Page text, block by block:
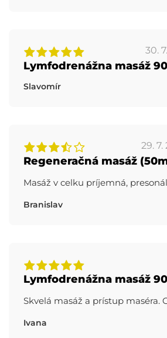
30.
Lymfodrenážna masáž
Slavomír
29. 7.
Regeneračná masáž
Masáž v celku príjemná,
Branislav
Lymfodrenážna masáž
Skvelá masáž a prístup maséra.
Ivana